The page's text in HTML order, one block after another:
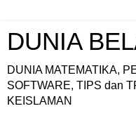
DUNIA
DUNIA MATEMATIKA,
SOFTWARE, TIPS dan
KEISLAMAN